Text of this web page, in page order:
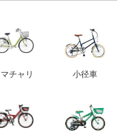
チャリ 小径車